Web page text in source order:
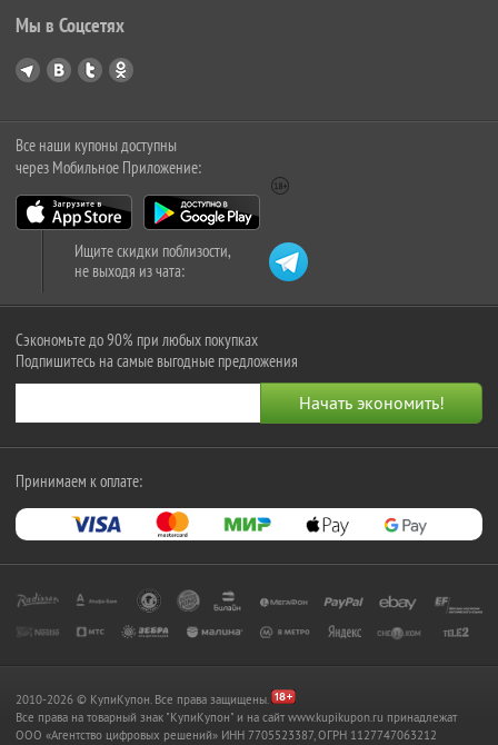
Мы в Соцсетях
Все наши купоны доступны
через Мобильное Приложение:
Ищите скидки поблизости,
не выходя из чата:
Сэкономьте до 90% при любых покупках
Подпишитесь на самые выгодные предложения
Принимаем к оплате:
2010-2026 © КупиКупон. Все права защищены.
Все права на товарный знак "КупиКупон" и на сайт www.kupikupon.ru принадлежат
OOO «Агентство цифровых решений» ИНН 7705523387, ОГРН 1127747063212